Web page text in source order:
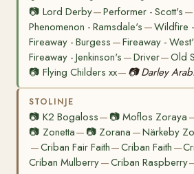
📷 Lord Derby—Performer - Scott's —
Phenomenon - Ramsdale's —Wildfire
Fireaway - Burgess —Fireaway -
Fireaway - Jenkinson's —Driver—Old
📷 Flying Childers xx— 📷 Darley
STOLINJE
📷 K2 Bogaloss— 📷Moflos Zoraya
📷 Zonetta— 📷 Zorana —Närkeby
—Criban Fair Faith—Criban Faith —
Criban Mulberry—Criban Raspberry